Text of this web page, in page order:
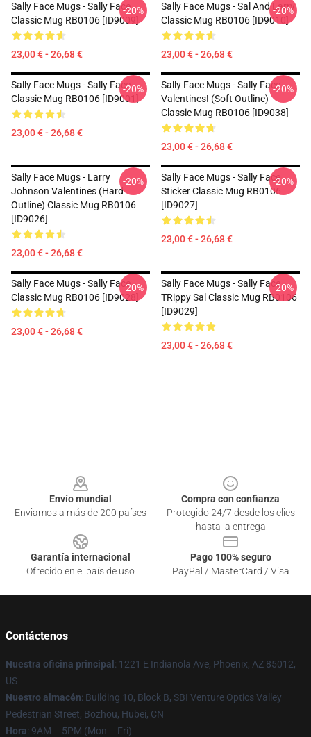
Sally Face Mugs - Sally Face
Classic Mug RB0106 [ID9009]
23,00 € - 26,68 €
-20%
Sally Face Mugs - Sal And Larry
Classic Mug RB0106 [ID9010]
23,00 € - 26,68 €
-20%
Sally Face Mugs - Sally Face
Classic Mug RB0106 [ID9001]
23,00 € - 26,68 €
-20%
Sally Face Mugs - Sally Face
Valentines! (Soft Outline)
Classic Mug RB0106 [ID9038]
23,00 € - 26,68 €
-20%
Sally Face Mugs - Larry
Johnson Valentines (Hard
Outline) Classic Mug RB0106
[ID9026]
23,00 € - 26,68 €
-20%
Sally Face Mugs - Sally Face
Sticker Classic Mug RB0106
[ID9027]
23,00 € - 26,68 €
-20%
Sally Face Mugs - Sally Face
Classic Mug RB0106 [ID9028]
23,00 € - 26,68 €
-20%
Sally Face Mugs - Sally Face
TRippy Sal Classic Mug RB0106
[ID9029]
23,00 € - 26,68 €
-20%
Envío mundial
Enviamos a más de 200 países
Compra con confianza
Protegido 24/7 desde los clics
hasta la entrega
Garantía internacional
Ofrecido en el país de uso
Pago 100% seguro
PayPal / MasterCard / Visa
Contáctenos
Nuestra oficina principal : 1221 E Indianola Ave, Phoenix, AZ 85012,
US
Nuestro almacén: Building 10, Block B, SBI Venture Optics Valley
Pedestrian Street, Bozhou, Hubei, CN
Hora: 9AM – 5PM (Mon – Fri)